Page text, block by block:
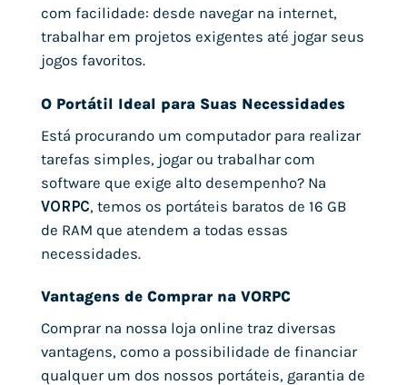
com facilidade: desde navegar na internet,
trabalhar em projetos exigentes até jogar seus
jogos favoritos.
O Portátil Ideal para Suas Necessidades
Está procurando um computador para realizar
tarefas simples, jogar ou trabalhar com
software que exige alto desempenho? Na
VORPC, temos os portáteis baratos de 16 GB
de RAM que atendem a todas essas
necessidades.
Vantagens de Comprar na VORPC
Comprar na nossa loja online traz diversas
vantagens, como a possibilidade de financiar
qualquer um dos nossos portáteis, garantia de